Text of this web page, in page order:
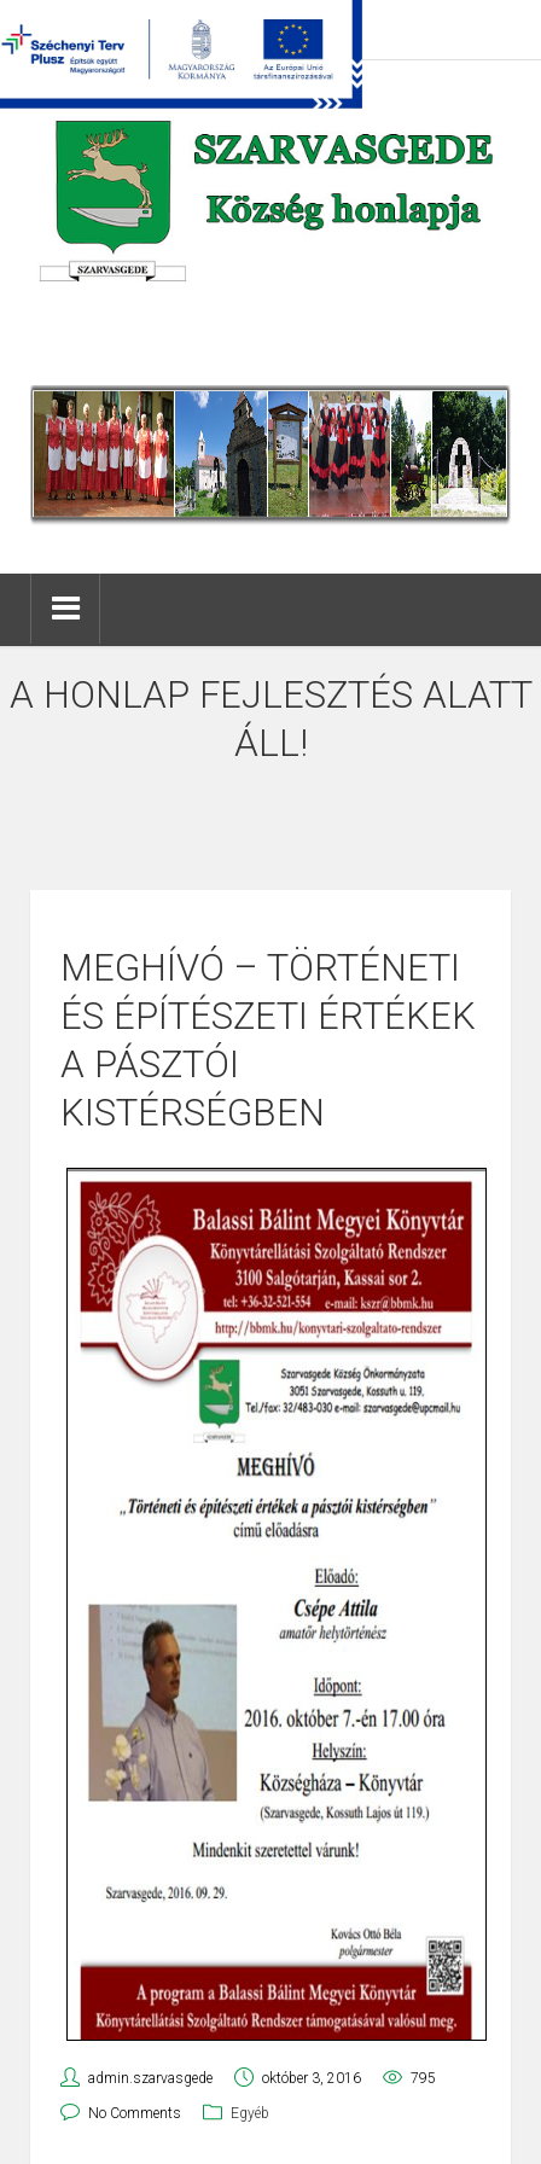
A HONLAP FEJLESZTÉS ALATT
ÁLL!
MEGHÍVÓ – TÖRTÉNETI
ÉS ÉPÍTÉSZETI ÉRTÉKEK
A PÁSZTÓI
KISTÉRSÉGBEN
admin.szarvasgede október 3, 2016 795
No Comments Egyéb